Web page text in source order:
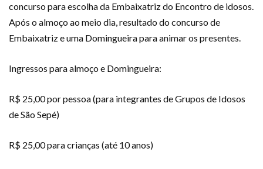
concurso para escolha da Embaixatriz do Encontro de idosos.
Após o almoço ao meio dia, resultado do concurso de
Embaixatriz e uma Domingueira para animar os presentes.
Ingressos para almoço e Domingueira:
R$ 25,00 por pessoa (para integrantes de Grupos de Idosos
de São Sepé)
R$ 25,00 para crianças (até 10 anos)